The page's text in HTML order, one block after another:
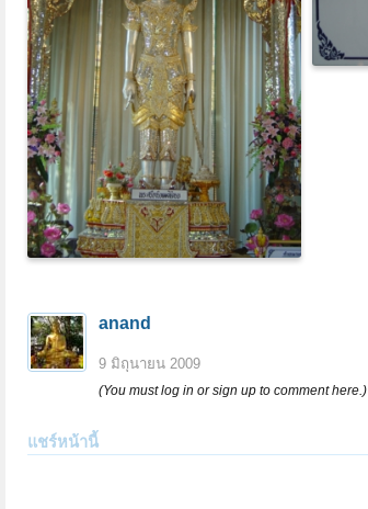
anand
9 มิถุนายน 2009
(You must log in or sign up to comment here.)
แชร์หน้านี้